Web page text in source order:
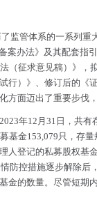
监管体系的一系列重
案办法》及其配套指
（征求意见稿）》，
行）》、修订后的《
面迈出了重要步伐
年12月31日，共有
基金153,079只，存量
人登记的私募股权基
防控措施逐步解除后
金的数量。尽管短期